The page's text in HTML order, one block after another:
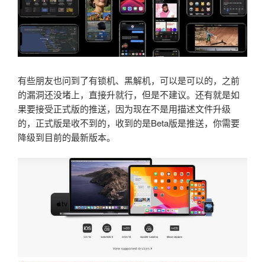
有些朋友也问到了有锁机、黑解机，可以是可以的，之前
的漏洞还没堵上，直接升就行，但是不建议。还有就是如
果要接受正式版的推送，因为现在不是用描述文件升级
的，正式版是收不到的，收到的是Beta版是推送，你需要
降级到目前的最新版本。